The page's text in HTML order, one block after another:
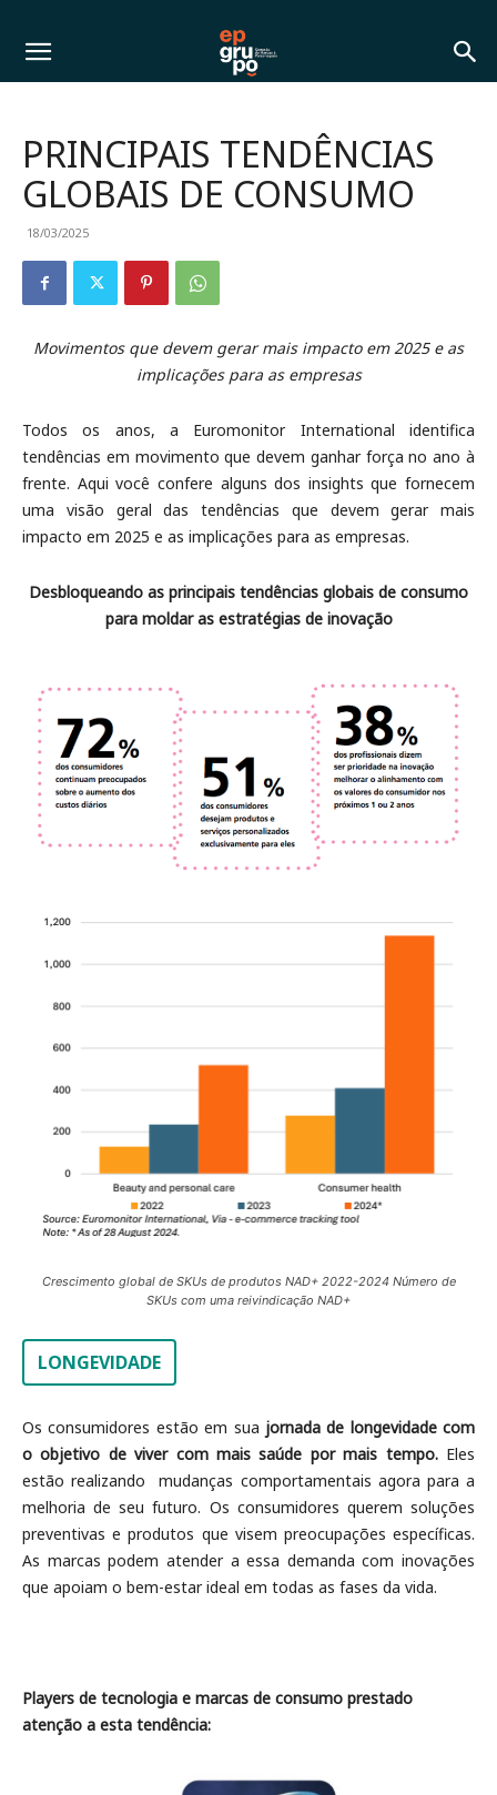
PRINCIPAIS TENDÊNCIAS
GLOBAIS DE CONSUMO
18/03/2025
Movimentos que devem gerar mais impacto em 2025 e as
implicações para as empresas
Todos os anos, a Euromonitor Internationalidentifica
tendências em movimento que devem ganhar força no ano à
frente. Aqui você confere alguns dos insights que fornecem
uma visão geral das tendências que devem gerar mais
impacto em 2025 e as implicações para as empresas.
Desbloqueando as principais tendências globais de consumo
para moldar as estratégias de inovação
Crescimento global de SKUs de produtos NAD+ 2022-2024 Número de
SKUs com uma reivindicação NAD+
LONGEVIDADE
Os consumidores estão em sua jornada de longevidade com
o objetivo de viver com mais saúde por mais tempo.Eles
estão realizando
mudanças comportamentais agora para a
melhoria de seu futuro. Os consumidores querem soluções
preventivas e produtos que visem preocupações específicas.
As marcas podem atender a essa demanda com inovações
que apoiam o bem-estar ideal em todas as fases da vida.
Players de tecnologia e marcas de consumo prestado
atenção a esta tendência: